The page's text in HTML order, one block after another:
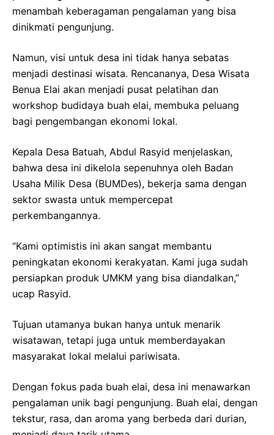
menambah keberagaman pengalaman yang bisa
dinikmati pengunjung.
Namun, visi untuk desa ini tidak hanya sebatas
menjadi destinasi wisata. Rencananya, Desa Wisata
Benua Elai akan menjadi pusat pelatihan dan
workshop budidaya buah elai, membuka peluang
bagi pengembangan ekonomi lokal.
Kepala Desa Batuah, Abdul Rasyid menjelaskan,
bahwa desa ini dikelola sepenuhnya oleh Badan
Usaha Milik Desa (BUMDes), bekerja sama dengan
sektor swasta untuk mempercepat
perkembangannya.
“Kami optimistis ini akan sangat membantu
peningkatan ekonomi kerakyatan. Kami juga sudah
persiapkan produk UMKM yang bisa diandalkan,”
ucap Rasyid.
Tujuan utamanya bukan hanya untuk menarik
wisatawan, tetapi juga untuk memberdayakan
masyarakat lokal melalui pariwisata.
Dengan fokus pada buah elai, desa ini menawarkan
pengalaman unik bagi pengunjung. Buah elai, dengan
tekstur, rasa, dan aroma yang berbeda dari durian,